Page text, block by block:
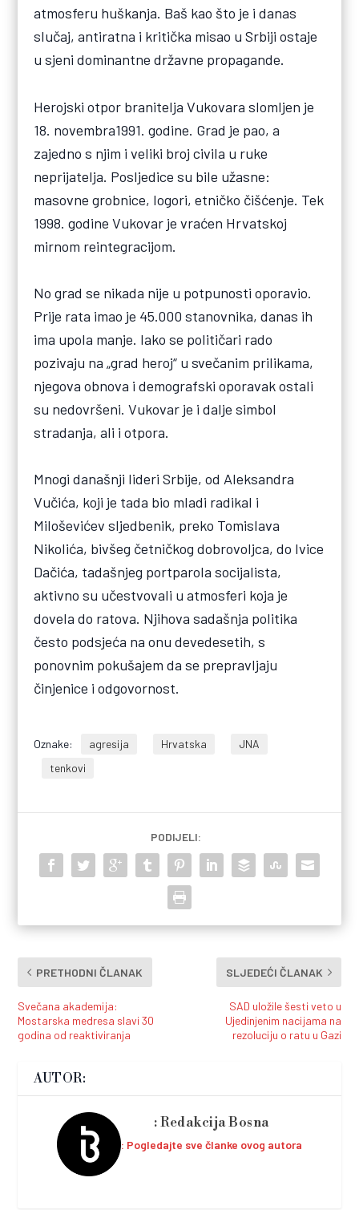
atmosferu huškanja. Baš kao što je i danas
slučaj, antiratna i kritička misao u Srbiji ostaje
u sjeni dominantne državne propagande.
Herojski otpor branitelja Vukovara slomljen je
18. novembra1991. godine. Grad je pao, a
zajedno s njim i veliki broj civila u ruke
neprijatelja. Posljedice su bile užasne:
masovne grobnice, logori, etničko čišćenje. Tek
1998. godine Vukovar je vraćen Hrvatskoj
mirnom reintegracijom.
No grad se nikada nije u potpunosti oporavio.
Prije rata imao je 45.000 stanovnika, danas ih
ima upola manje. Iako se političari rado
pozivaju na „grad heroj“ u svečanim prilikama,
njegova obnova i demografski oporavak ostali
su nedovršeni. Vukovar je i dalje simbol
stradanja, ali i otpora.
Mnogi današnji lideri Srbije, od Aleksandra
Vučića, koji je tada bio mladi radikal i
Miloševićev sljedbenik, preko Tomislava
Nikolića, bivšeg četničkog dobrovoljca, do Ivice
Dačića, tadašnjeg portparola socijalista,
aktivno su učestvovali u atmosferi koja je
dovela do ratova. Njihova sadašnja politika
često podsjeća na onu devedesetih, s
ponovnim pokušajem da se prepravljaju
činjenice i odgovornost.
Oznake: agresija Hrvatska
JNA
tenkovi
PODIJELI:
PRETHODNI ČLANAK
Svečana akademija:
Mostarska medresa slavi 30
godina od reaktiviranja
SLJEDEĆI ČLANAK
SAD uložile šesti veto u
Ujedinjenim nacijama na
rezoluciju o ratu u Gazi
AUTOR:
Redakcija Bosna
Pogledajte sve članke ovog autora